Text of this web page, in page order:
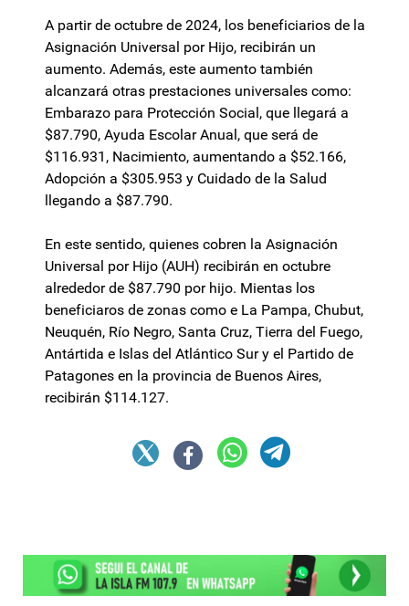
A partir de octubre de 2024, los beneficiarios de la
Asignación Universal por Hijo, recibirán un
aumento. Además, este aumento también
alcanzará otras prestaciones universales como:
Embarazo para Protección Social, que llegará a
$87.790, Ayuda Escolar Anual, que será de
$116.931, Nacimiento, aumentando a $52.166,
Adopción a $305.953 y Cuidado de la Salud
llegando a $87.790.
En este sentido, quienes cobren la Asignación
Universal por Hijo (AUH) recibirán en octubre
alrededor de $87.790 por hijo. Mientas los
beneficiaros de zonas como e La Pampa, Chubut,
Neuquén, Río Negro, Santa Cruz, Tierra del Fuego,
Antártida e Islas del Atlántico Sur y el Partido de
Patagones en la provincia de Buenos Aires,
recibirán $114.127.